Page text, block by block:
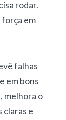
rodar.
força em
falhas
em bons
melhora o
claras e